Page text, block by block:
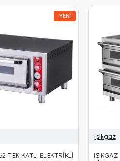
YENI
TEK KATLI ELEKTRİKLİ
Işıkgaz
IŞIKGAZ